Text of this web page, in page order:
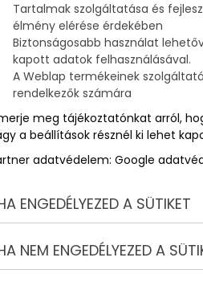
Tartalmak szolgáltatása és
élmény elérése érdekében
Biztonságosabb használat
kapott adatok felhasználásával.
A Weblap termékeinek
rendelkezők számára
meg tájékoztatónkat arról,
a beállítások résznél ki lehet
adatvédelem: Google
ENGEDÉLYEZED A SÜTIKET
NEM ENGEDÉLYEZED A